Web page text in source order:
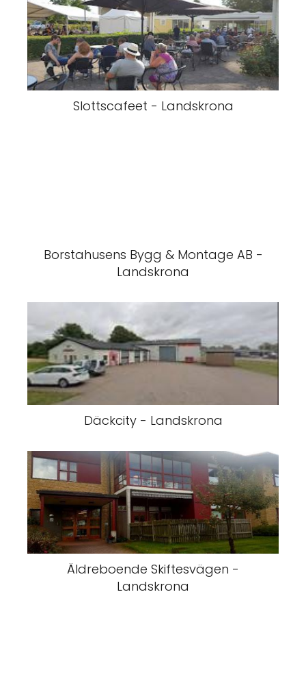
Slottscafeet - Landskrona
Borstahusens Bygg & Montage AB -
Landskrona
Däckcity - Landskrona
Äldreboende Skiftesvägen -
Landskrona